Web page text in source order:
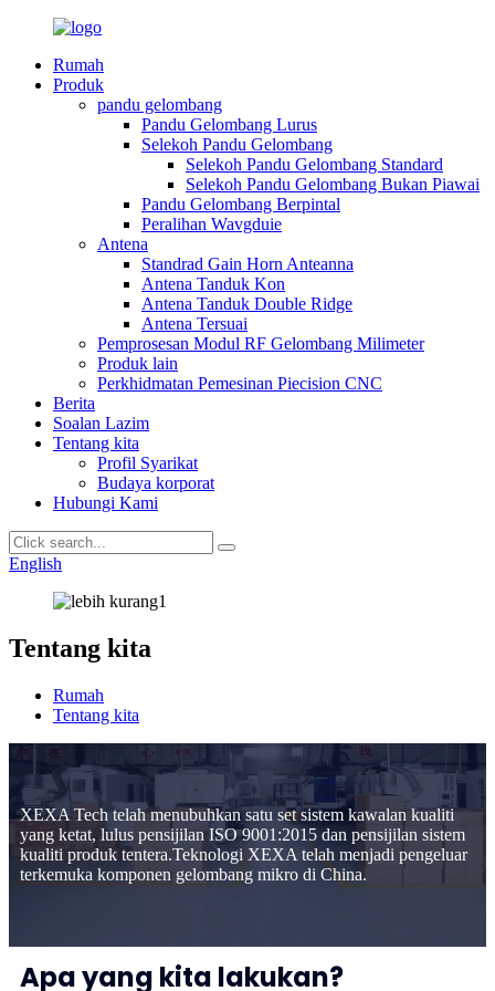
Rumah
Produk
pandu gelombang
Pandu Gelombang Lurus
Selekoh Pandu Gelombang
Selekoh Pandu Gelombang Standard
Selekoh Pandu Gelombang Bukan Piawai
Pandu Gelombang Berpintal
Peralihan Wavgduie
Antena
Standrad Gain Horn Anteanna
Antena Tanduk Kon
Antena Tanduk Double Ridge
Antena Tersuai
Pemprosesan Modul RF Gelombang Milimeter
Produk lain
Perkhidmatan Pemesinan Piecision CNC
Berita
Soalan Lazim
Tentang kita
Profil Syarikat
Budaya korporat
Hubungi Kami
English
Tentang kita
Rumah
Tentang kita
XEXA Tech telah menubuhkan satu set sistem kawalan kualiti
yang ketat, lulus pensijilan ISO 9001:2015 dan pensijilan sistem
kualiti produk tentera.Teknologi XEXA telah menjadi pengeluar
terkemuka komponen gelombang mikro di China.
Apa yang kita lakukan?